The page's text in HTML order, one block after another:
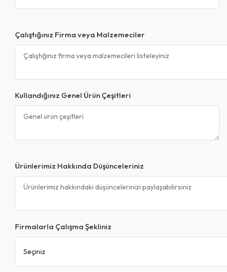
Çalıştığınız Firma veya Malzemeciler
Kullandığınız Genel Ürün Çeşitleri
Ürünlerimiz Hakkında Düşünceleriniz
Firmalarla Çalışma Şekliniz